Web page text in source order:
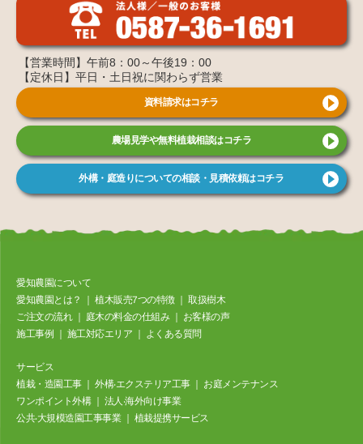
【営業時間】午前8：00～午後19：00
【定休日】平日・土日祝に関わらず営業
資料請求はコチラ
農場見学や無料植栽相談はコチラ
外構・庭造りについての相談・見積依頼はコチラ
愛知農園について
愛知農園とは？ ｜植⽊販売7つの特徴｜取扱樹⽊
ご注⽂の流れ｜ 庭⽊の料⾦の仕組み｜ お客様の声
施⼯事例 施工対応エリア よくある質問
サービス
植栽・造園工事｜外構‧エクステリア⼯事｜ お庭メンテナンス
ワンポイント外構｜ 法⼈‧海外向け事業
公共‧⼤規模造園⼯事事業｜ 植栽提携サービス